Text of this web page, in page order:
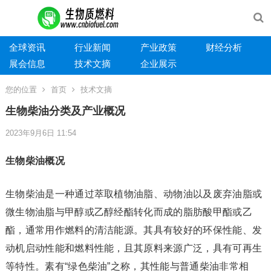
全球资讯 行业新闻 产业政策
财经分析
展会信息
技术文摘 企业展示
您的位置 首页 技术文摘
生物柴油分类及产业概况
2023年9月6日 11:54
生物柴油概况
生物柴油是一种通过萃取植物油脂、动物油以及废弃油脂或
微生物油脂与甲醇或乙醇经酯转化而成的脂肪酸甲酯或乙
酯，通常用作燃料的清洁能源。其具有较好的环保性能、发
动机启动性能和燃料性能，且其原料来源广泛，具有可再生
等特性。素有“绿色柴油”之称，其性能与普通柴油非常相